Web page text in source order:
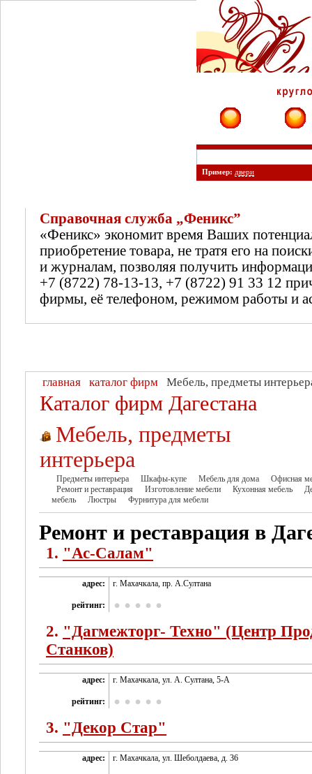
Пример: двери
Справочная служба „Феникс”
«Феникс» экономит время Ваших
приобретение товара, не тратя его на
и журналам, позволяя получить
+7 (8722) 78-13-13, +7 (8722) 91 33 12
фирмы, её телефоном, режимом работы и
главная каталог фирм Мебель, предметы
Каталог фирм Дагестана
Мебель, предметы
интерьера
Предметы интерьера Шкафы-купе Мебель для дома
Офисная
Ремонт и реставрация
Изготовление мебели Кухонная мебель
мебель
Люстры Фурнитура для мебели
Ремонт и реставрация в
1. "Ас-Салам"
адрес: г. Махачкала, пр. А.Султана
рейтинг:
2. "Дагмежторг- Техно" (Центр
Станков)
адрес: г. Махачкала, ул. А. Султана, 5-А
рейтинг:
3. "Декор Стар"
адрес: г. Махачкала, ул. Шеболдаева, д. 36